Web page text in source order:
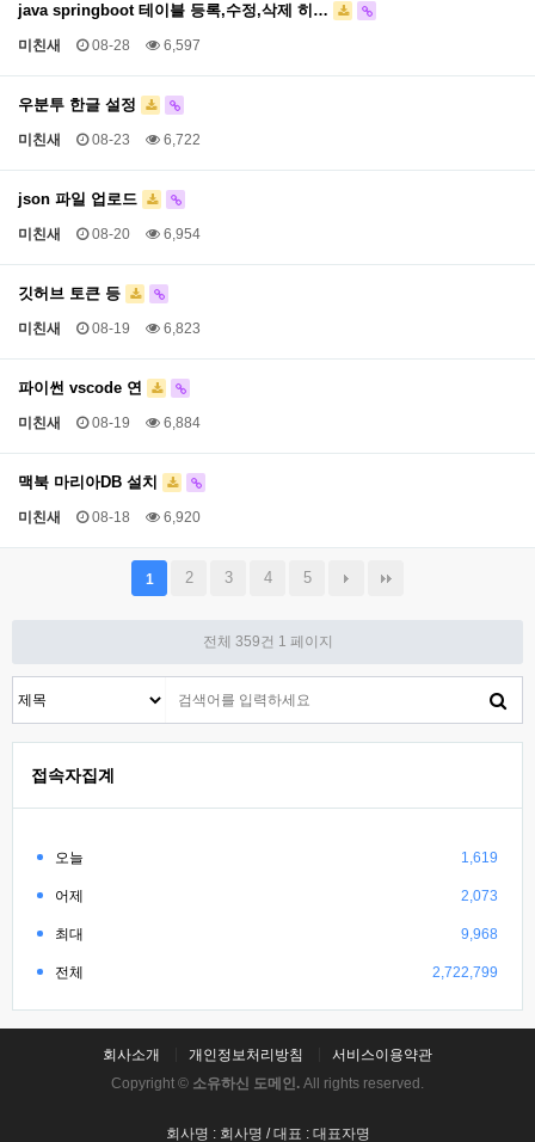
java springboot 테이블 등록,수정,삭제 히…
미친새 08-28 6,597
우분투 한글 설정
미친새 08-23 6,722
json 파일 업로드
미친새 08-20 6,954
깃허브 토큰 등
미친새 08-19 6,823
파이썬 vscode 연
미친새 08-19 6,884
맥북 마리아DB 설치
미친새 08-18 6,920
1 2 3 4 5
전체 359건 1 페이지
접속자집계
오늘 1,619
어제 2,073
최대 9,968
전체 2,722,799
회사소개 개인정보처리방침
서비스이용약관
Copyright © 소유하신 도메인. All rights reserved.
회사명 : 회사명 / 대표 : 대표자명